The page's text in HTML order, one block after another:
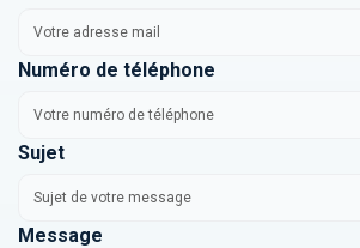
Numéro de téléphone
Sujet
Message